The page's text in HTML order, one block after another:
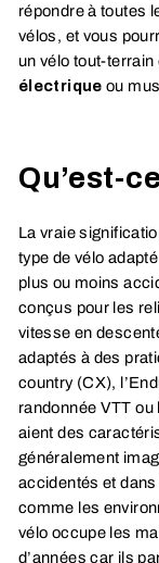
répondre à toutes
vélos, et vous
un vélo tout-terrain
électrique ou
Qu’est-
La vraie
type de vélo
plus ou moins
conçus pour les
vitesse en
adaptés à des
country (CX),
randonnée VTT
aient des
généralement
accidentés et
comme les
vélo occupe les
d’années car ils